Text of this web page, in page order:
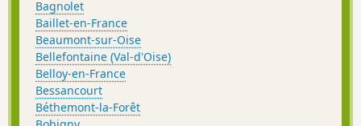
Bagnolet
Baillet-en-France
Beaumont-sur-Oise
Bellefontaine (Val-d'Oise)
Belloy-en-France
Bessancourt
Béthemont-la-Forêt